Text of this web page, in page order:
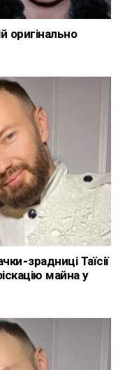
оригінально
зрадниці Таїсії
майна у